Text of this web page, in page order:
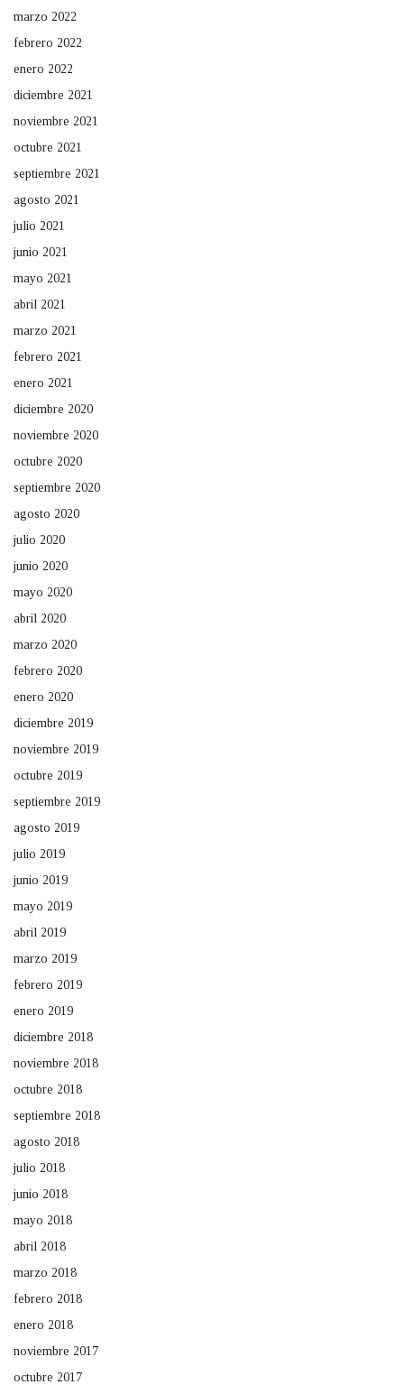
marzo 2022
febrero 2022
enero 2022
diciembre 2021
noviembre 2021
octubre 2021
septiembre 2021
agosto 2021
julio 2021
junio 2021
mayo 2021
abril 2021
marzo 2021
febrero 2021
enero 2021
diciembre 2020
noviembre 2020
octubre 2020
septiembre 2020
agosto 2020
julio 2020
junio 2020
mayo 2020
abril 2020
marzo 2020
febrero 2020
enero 2020
diciembre 2019
noviembre 2019
octubre 2019
septiembre 2019
agosto 2019
julio 2019
junio 2019
mayo 2019
abril 2019
marzo 2019
febrero 2019
enero 2019
diciembre 2018
noviembre 2018
octubre 2018
septiembre 2018
agosto 2018
julio 2018
junio 2018
mayo 2018
abril 2018
marzo 2018
febrero 2018
enero 2018
noviembre 2017
octubre 2017